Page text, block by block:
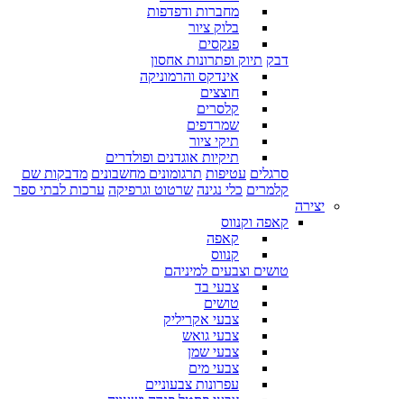
מחברות ודפדפות
בלוק ציור
פנקסים
דבק תיוק ופתרונות אחסון
אינדקס והרמוניקה
חוצצים
קלסרים
שמרדפים
תיקי ציור
תיקיות אוגדנים ופולדרים
סרגלים עטיפות תרגומונים מחשבונים מדבקות שם
קלמרים כלי נגינה שרטוט וגרפיקה ערכות לבתי ספר
יצירה
קאפה וקנווס
קאפה
קנווס
טושים וצבעים למיניהם
צבעי בד
טושים
צבעי אקריליק
צבעי גואש
צבעי שמן
צבעי מים
עפרונות צבעוניים